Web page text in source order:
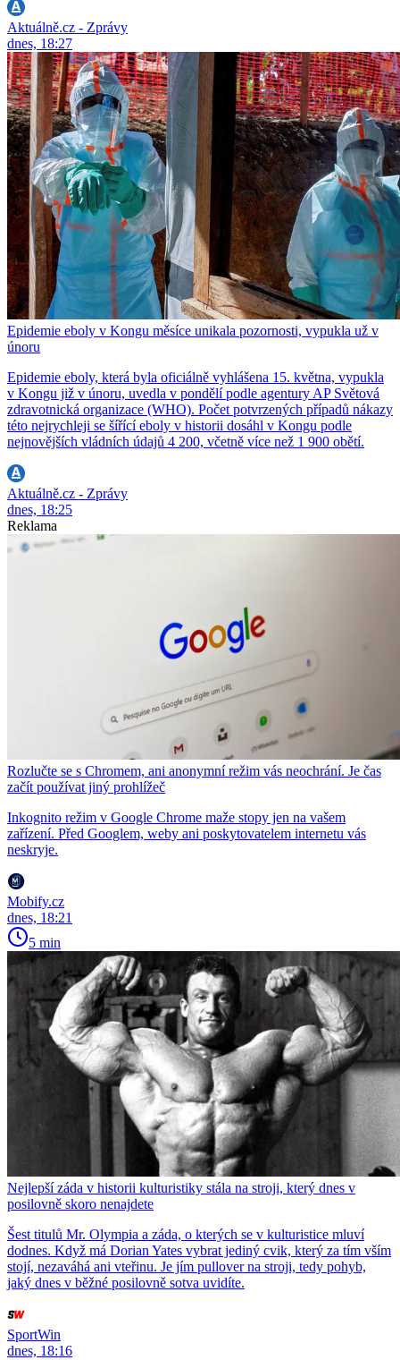
Aktuálně.cz - Zprávy
dnes, 18:27
Epidemie eboly v Kongu měsíce unikala pozornosti, vypukla už v
únoru
Epidemie eboly, která byla oficiálně vyhlášena 15. května, vypukla
v Kongu již v únoru, uvedla v pondělí podle agentury AP Světová
zdravotnická organizace (WHO). Počet potvrzených případů nákazy
této nejrychleji se šířící eboly v historii dosáhl v Kongu podle
nejnovějších vládních údajů 4 200, včetně více než 1 900 obětí.
Aktuálně.cz - Zprávy
dnes, 18:25
Reklama
Rozlučte se s Chromem, ani anonymní režim vás neochrání. Je čas
začít používat jiný prohlížeč
Inkognito režim v Google Chrome maže stopy jen na vašem
zařízení. Před Googlem, weby ani poskytovatelem internetu vás
neskryje.
Mobify.cz
dnes, 18:21
5 min
Nejlepší záda v historii kulturistiky stála na stroji, který dnes v
posilovně skoro nenajdete
Šest titulů Mr. Olympia a záda, o kterých se v kulturistice mluví
dodnes. Když má Dorian Yates vybrat jediný cvik, který za tím vším
stojí, nezaváhá ani vteřinu. Je jím pullover na stroji, tedy pohyb,
jaký dnes v běžné posilovně sotva uvidíte.
SportWin
dnes, 18:16